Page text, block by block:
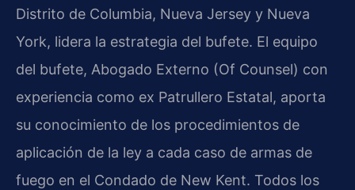
Distrito de Columbia, Nueva Jersey y Nueva
York, lidera la estrategia del bufete. El equipo
del bufete, Abogado Externo (Of Counsel) con
experiencia como ex Patrullero Estatal, aporta
su conocimiento de los procedimientos de
aplicación de la ley a cada caso de armas de
fuego en el Condado de New Kent. Todos los